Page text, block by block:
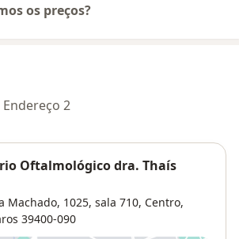
os preços?
Endereço 2
Oftalmológico dra. Thaís
Machado, 1025, sala 710, Centro,
39400-090